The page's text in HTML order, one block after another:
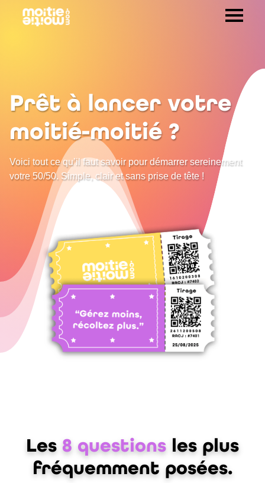
Prêt à lancer votre
moitié-moitié?
Voici tout ce qu’il faut savoir pour démarrer sereinement
votre 50/50. Simple, clair et sans prise de tête !
Les 8 questions les plus
fréquemment posées.